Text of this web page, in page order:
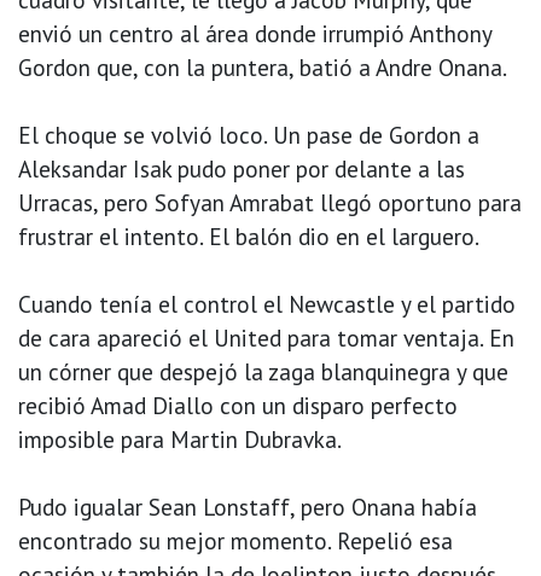
envió un centro al área donde irrumpió Anthony
Gordon que, con la puntera, batió a Andre Onana.
El choque se volvió loco. Un pase de Gordon a
Aleksandar Isak pudo poner por delante a las
Urracas, pero Sofyan Amrabat llegó oportuno para
frustrar el intento. El balón dio en el larguero.
Cuando tenía el control el Newcastle y el partido
de cara apareció el United para tomar ventaja. En
un córner que despejó la zaga blanquinegra y que
recibió Amad Diallo con un disparo perfecto
imposible para Martin Dubravka.
Pudo igualar Sean Lonstaff, pero Onana había
encontrado su mejor momento. Repelió esa